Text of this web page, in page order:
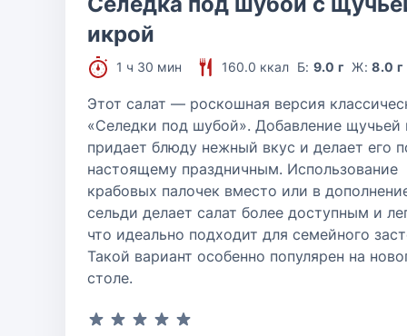
икрой
1 ч 30 мин 160.0 ккал Б: 9.0 г Ж:8.0 г
Этот салат — роскошная версия
«Селедки под шубой». Добавление щучьей
придает блюду нежный вкус и делает его
настоящему праздничным. Использование
крабовых палочек вместо или в
сельди делает салат более доступным и
что идеально подходит для семейного
Такой вариант особенно популярен на
столе.